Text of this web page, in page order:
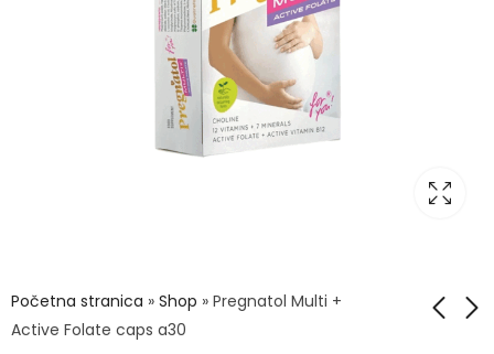
Početna stranica » Shop » Pregnatol Multi +
Active Folate caps a30